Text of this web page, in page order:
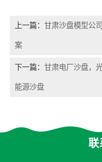
上一篇： 甘肃沙盘模型公
案
下一篇： 甘肃电厂沙盘，
能源沙盘
联